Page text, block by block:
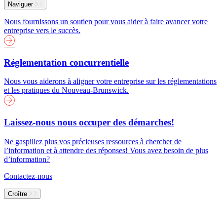
Naviguer
Nous fournissons un soutien pour vous aider à faire avancer votre
entreprise vers le succès.
Réglementation concurrentielle
Nous vous aiderons à aligner votre entreprise sur les réglementations
et les pratiques du Nouveau-Brunswick.
Laissez-nous nous occuper des démarches!
Ne gaspillez plus vos précieuses ressources à chercher de
l’information et à attendre des réponses! Vous avez besoin de plus
d’information?
Contactez-nous
Croître